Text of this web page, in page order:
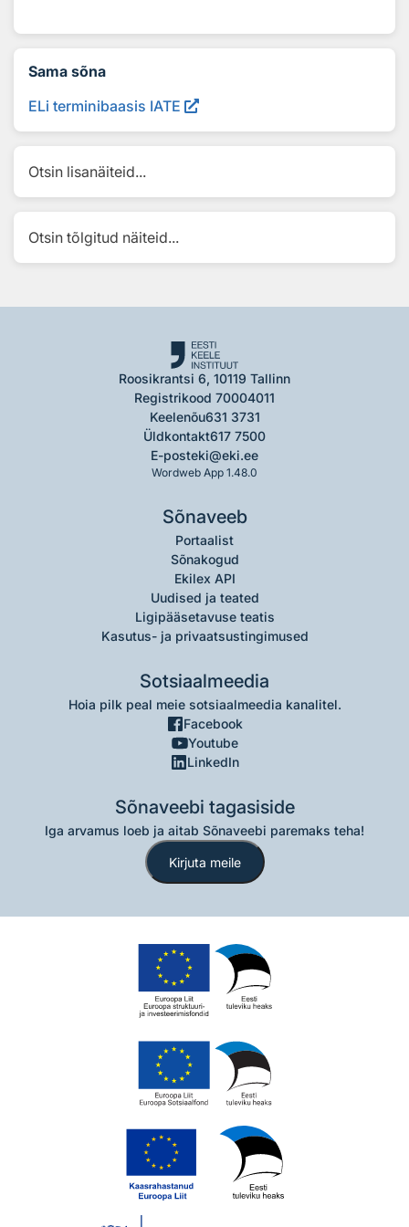
Sama sõna
ELi terminibaasis IATE
Otsin lisanäiteid...
Otsin tõlgitud näiteid...
Roosikrantsi 6, 10119 Tallinn
Registrikood 70004011
Keelenõu631 3731
Üldkontakt617 7500
E-posteki@eki.ee
Wordweb App 1.48.0
Sõnaveeb
Portaalist
Sõnakogud
Ekilex API
Uudised ja teated
Ligipääsetavuse teatis
Kasutus- ja privaatsustingimused
Sotsiaalmeedia
Hoia pilk peal meie sotsiaalmeedia kanalitel.
Facebook
Youtube
LinkedIn
Sõnaveebi tagasiside
Iga arvamus loeb ja aitab Sõnaveebi paremaks teha!
Kirjuta meile